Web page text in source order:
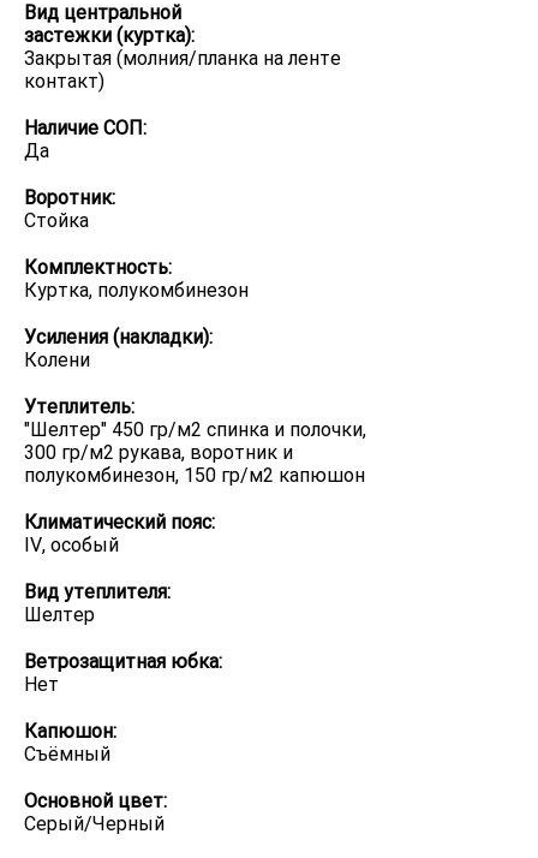
Вид центральной
застежки (куртка):
Закрытая (молния/планка на ленте
контакт)
Наличие СОП:
Да
Воротник:
Стойка
Комплектность:
Куртка, полукомбинезон
Усиления (накладки):
Колени
Утеплитель:
"Шелтер" 450 гр/м2 спинка и полочки,
300 гр/м2 рукава, воротник и
полукомбинезон, 150 гр/м2 капюшон
Климатический пояс:
IV, особый
Вид утеплителя:
Шелтер
Ветрозащитная юбка:
Нет
Капюшон:
Съёмный
Основной цвет:
Серый/Черный